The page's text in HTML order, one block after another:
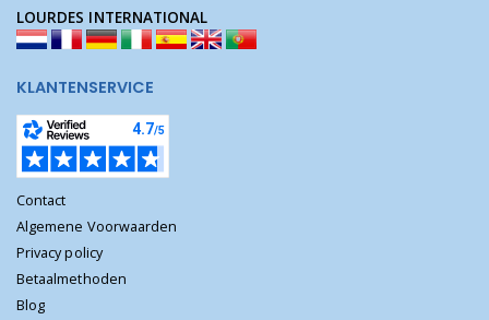
LOURDES INTERNATIONAL
KLANTENSERVICE
Contact
Algemene Voorwaarden
Privacy policy
Betaalmethoden
Blog